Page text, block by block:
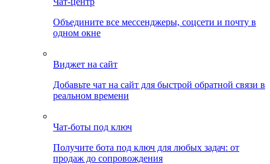
Объедините все мессенджеры, соцсети и почту в
одном окне
Виджет на сайт
Добавьте чат на сайт для быстрой обратной связи в
реальном времени
Чат-боты под ключ
Получите бота под ключ для любых задач: от
продаж до сопровождения